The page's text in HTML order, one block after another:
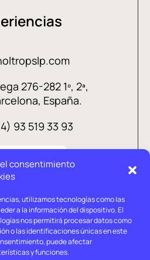
consentimiento
utilizamos tecnologías como las
a la información del dispositivo. El
nos permitirá procesar datos como
o las identificaciones únicas en este
puede afectar
y funciones.
276-282 1º, 2ª,
España.
93 519 33 93
Aviso legal